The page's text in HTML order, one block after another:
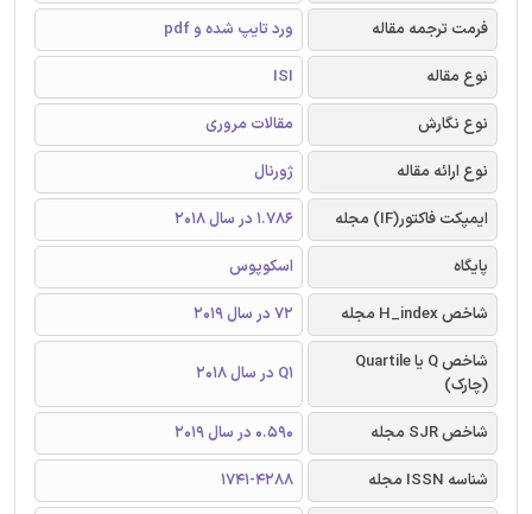
فرمت ترجمه مقاله
ورد تایپ شده و pdf
نوع مقاله
ISI
نوع نگارش
مقالات مروری
نوع ارائه مقاله
ژورنال
ایمپکت فاکتور(IF) مجله
1.786 در سال 2018
پایگاه
اسکوپوس
شاخص H_index مجله
72 در سال 2019
شاخص Q یا Quartile
(چارک)
Q1 در سال 2018
شاخص SJR مجله
0.590 در سال 2019
شناسه ISSN مجله
1741-4288